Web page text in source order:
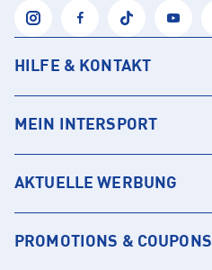
HILFE & KONTAKT
MEIN INTERSPORT
AKTUELLE WERBUNG
PROMOTIONS & COUPONS